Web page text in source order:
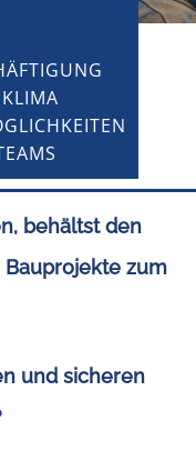
behältst den
zum
und sicheren